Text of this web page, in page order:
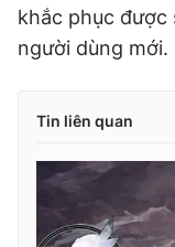
khắc phục được
người dùng mới.
Tin liên quan